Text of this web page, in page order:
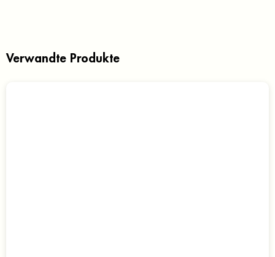
Verwandte Produkte